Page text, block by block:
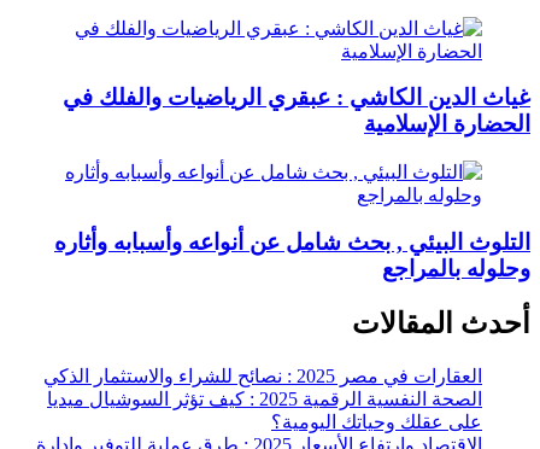
غياث الدين الكاشي : عبقري الرياضيات والفلك في
الحضارة الإسلامية
التلوث البيئي , بحث شامل عن أنواعه وأسبابه وأثاره
وحلوله بالمراجع
أحدث المقالات
العقارات في مصر 2025 : نصائح للشراء والاستثمار الذكي
الصحة النفسية الرقمية 2025 : كيف تؤثر السوشيال ميديا
على عقلك وحياتك اليومية؟
الاقتصاد وارتفاع الأسعار 2025 : طرق عملية للتوفير وإدارة